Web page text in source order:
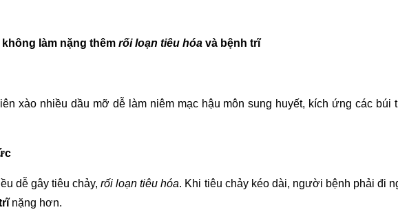
không làm nặng thêm rối loạn tiêu hóa và bệnh trĩ
xào nhiều dầu mỡ dễ làm niêm mạc hậu môn sung huyết, kích ứng các búi
dễ gây tiêu chảy,rối loạn tiêu hóa. Khi tiêu chảy kéo dài, người bệnh phải đi
nặng hơn.